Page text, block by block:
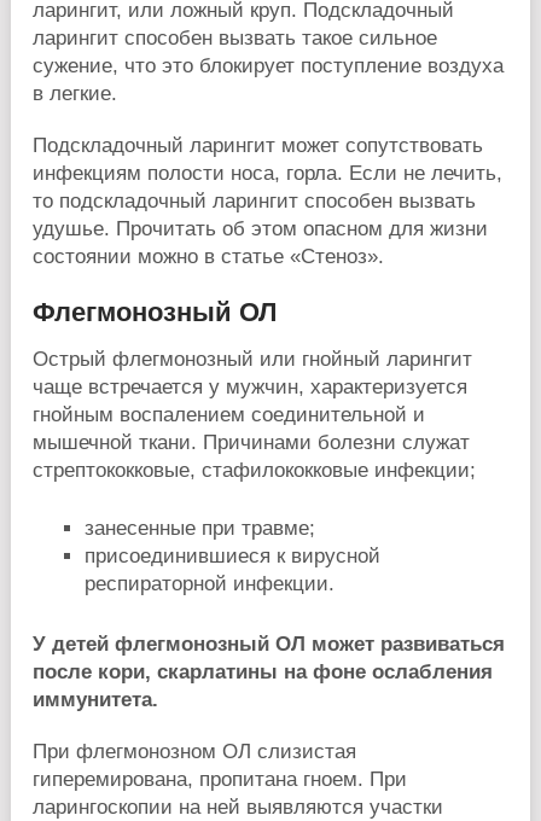
ларингит, или ложный круп. Подскладочный
ларингит способен вызвать такое сильное
сужение, что это блокирует поступление воздуха
в легкие.
Подскладочный ларингит может сопутствовать
инфекциям полости носа, горла. Если не лечить,
то подскладочный ларингит способен вызвать
удушье. Прочитать об этом опасном для жизни
состоянии можно в статье «Стеноз».
Флегмонозный ОЛ
Острый флегмонозный или гнойный ларингит
чаще встречается у мужчин, характеризуется
гнойным воспалением соединительной и
мышечной ткани. Причинами болезни служат
стрептококковые, стафилококковые инфекции;
занесенные при травме;
присоединившиеся к вирусной
респираторной инфекции.
У детей флегмонозный ОЛ может развиваться
после кори, скарлатины на фоне ослабления
иммунитета.
При флегмонозном ОЛ слизистая
гиперемирована, пропитана гноем. При
ларингоскопии на ней выявляются участки